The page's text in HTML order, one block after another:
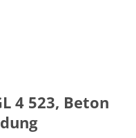
4 523, Beton